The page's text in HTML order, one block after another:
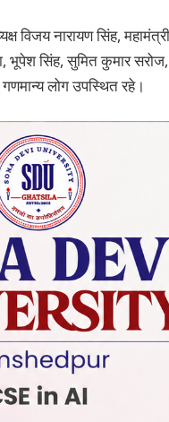
विजय नारायण सिंह,
भूपेश सिंह, सुमित कुमार
लोग उपस्थित रहे।